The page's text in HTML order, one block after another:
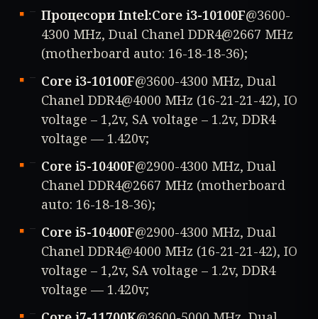
Процесори Intel:Core i3-10100F@3600-
4300 MHz, Dual Chanel DDR4@2667 MHz
(motherboard auto: 16-18-18-36);
Core i3-10100F@3600-4300 MHz, Dual
Chanel DDR4@4000 MHz (16-21-21-42), IO
voltage – 1,2v, SA voltage – 1.2v, DDR4
voltage — 1.420v;
Core i5-10400F@2900-4300 MHz, Dual
Chanel DDR4@2667 MHz (motherboard
auto: 16-18-18-36);
Core i5-10400F@2900-4300 MHz, Dual
Chanel DDR4@4000 MHz (16-21-21-42), IO
voltage – 1,2v, SA voltage – 1.2v, DDR4
voltage — 1.420v;